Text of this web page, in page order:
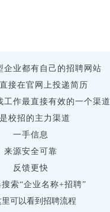
企业都有自己的招聘网站
接在官网上投递简历
工作最直接有效的一个渠道
校招的主力渠道
一手信息
来源安全可靠
反馈更快
索“企业名称+招聘”
里可以看到招聘流程